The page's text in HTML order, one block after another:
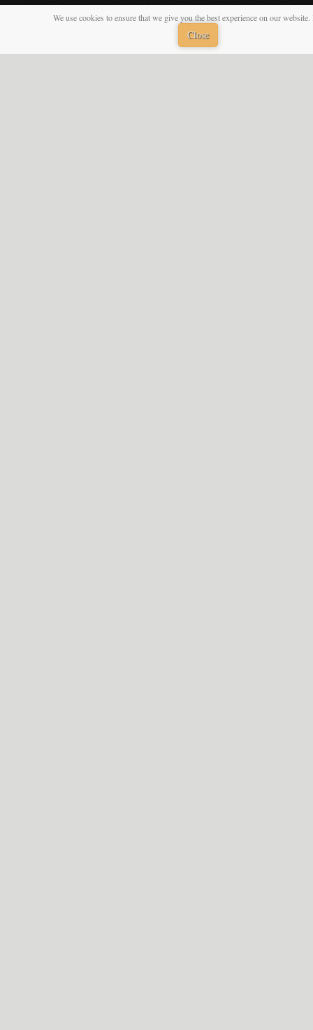
We use cookies to ensure that we give you the best experience on our
Close